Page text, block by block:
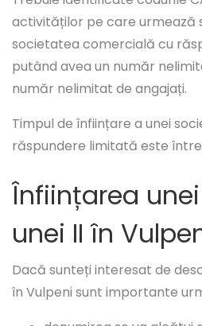
activităților pe care urmează
societatea comercială cu
putând avea un număr
număr nelimitat de angajați.
Timpul de înființare a unei
răspundere limitată este
Înființarea unei
unei II în
Dacă sunteți interesat de
în Vulpeni sunt importante